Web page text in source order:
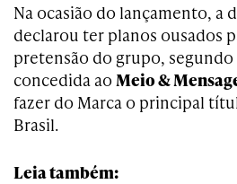
Na ocasião do lançamento, a
declarou ter planos ousados
pretensão do grupo,
concedida ao Meio &
fazer do Marca o principal
Brasil.
Leiatambém: